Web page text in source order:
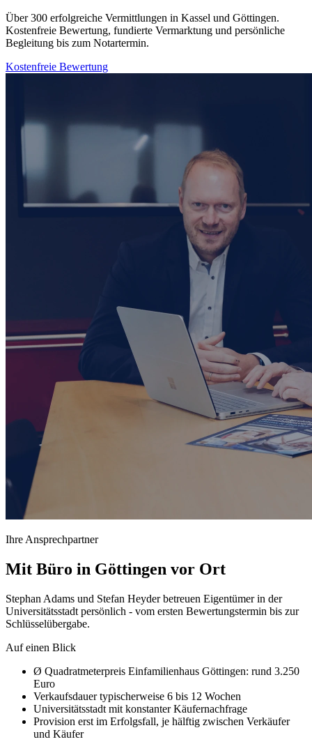
Über 300 erfolgreiche Vermittlungen in Kassel und Göttingen.
Kostenfreie Bewertung, fundierte Vermarktung und persönliche
Begleitung bis zum Notartermin.
Kostenfreie Bewertung
Ihre Ansprechpartner
Mit Büro in Göttingen vor Ort
Stephan Adams und Stefan Heyder betreuen Eigentümer in der
Universitätsstadt persönlich - vom ersten Bewertungstermin bis zur
Schlüsselübergabe.
Auf einen Blick
Ø Quadratmeterpreis Einfamilienhaus Göttingen: rund 3.250
Euro
Verkaufsdauer typischerweise 6 bis 12 Wochen
Universitätsstadt mit konstanter Käufernachfrage
Provision erst im Erfolgsfall, je hälftig zwischen Verkäufer
und Käufer